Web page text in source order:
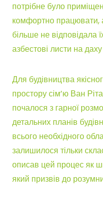
потрібне було
комфортно працювати,
більше не відповідала
азбестові листи на
Для будівництва
простору сім’ю Ван
почалося з гарної
детальних планів
всього необхідного
залишилося тільки
описав цей процес як
який призвів до